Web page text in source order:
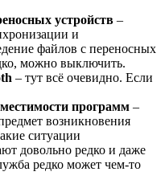
устройств –
и
файлов с переносных
можно выключить.
– тут всё очевидно. Если
программ –
возникновения
ситуации
довольно редко и даже
редко может чем-то